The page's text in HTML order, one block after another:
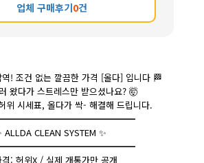
업체 구매후기0건
! 조건 없는 깔끔한 가격 [올다] 입니다 🏁
왔다가 스트레스만 받으셨나요? 🤯
위 시세표, 올다가 싹- 해결해 드립니다.
ALLDA CLEAN SYSTEM ✨
격: 허위X / 실제 개통가만 공개